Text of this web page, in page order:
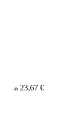
ab 23,67 €